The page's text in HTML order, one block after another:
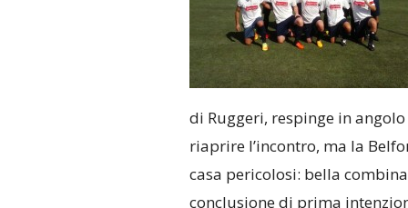
di Ruggeri, respinge in
riaprire l’incontro, ma la
casa pericolosi: bella
conclusione di prima